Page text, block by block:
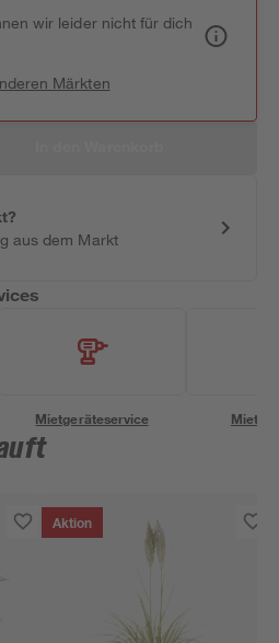
wir leider nicht für dich
Märkten
aus dem Markt
Mietgeräteservice
Aktion